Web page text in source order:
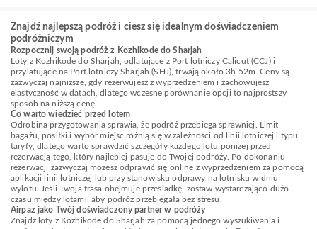
Znajdź najlepszą podróż i ciesz się idealnym doświadczeniem
podróżniczym
Rozpocznij swoją podróż z Kozhikode do Sharjah
Loty z Kozhikode do Sharjah, odlatujące z Port lotniczy Calicut (CCJ) i
przylatujące na Port lotniczy Sharjah (SHJ), trwają około 3h 52m. Ceny są
zazwyczaj najniższe, gdy rezerwujesz z wyprzedzeniem i zachowujesz
elastyczność w datach, dlatego wczesne porównanie opcji to najprostszy
sposób na niższą cenę.
Co warto wiedzieć przed lotem
Odrobina przygotowania sprawia, że podróż przebiega sprawniej. Limit
bagażu, posiłki i wybór miejsc różnią się w zależności od linii lotniczej i typu
taryfy, dlatego warto sprawdzić szczegóły każdego lotu poniżej przed
rezerwacją tego, który najlepiej pasuje do Twojej podróży. Po dokonaniu
rezerwacji zazwyczaj możesz odprawić się online z wyprzedzeniem za pomocą
aplikacji linii lotniczej lub przy stanowisku odprawy na lotnisku w dniu
wylotu. Jeśli Twoja trasa obejmuje przesiadkę, zostaw wystarczająco dużo
czasu między lotami, aby podróż przebiegała bez stresu.
Airpaz jako Twój doświadczony partner w podróży
Znajdź loty z Kozhikode do Sharjah za pomocą jednego wyszukiwania i